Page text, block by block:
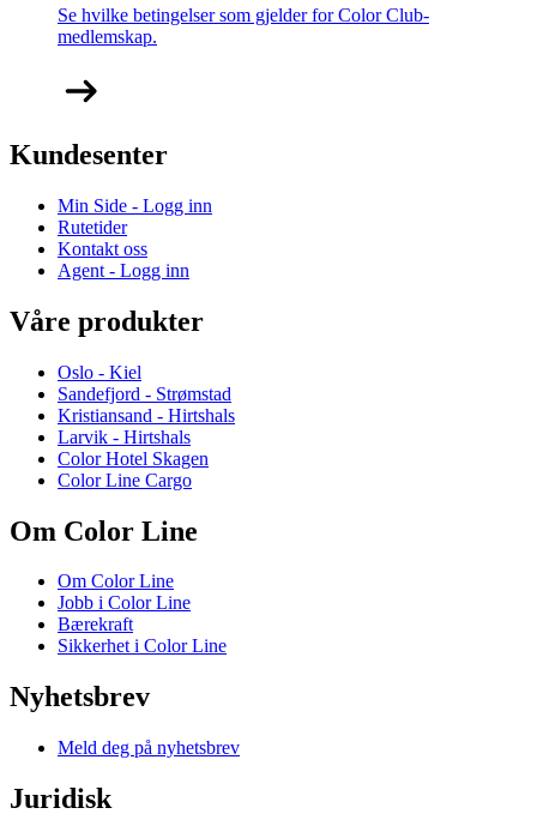
Se hvilke betingelser som gjelder for Color Club-
medlemskap.
Kundesenter
Min Side - Logg inn
Rutetider
Kontakt oss
Agent - Logg inn
Våre produkter
Oslo - Kiel
Sandefjord - Strømstad
Kristiansand - Hirtshals
Larvik - Hirtshals
Color Hotel Skagen
Color Line Cargo
Om Color Line
Om Color Line
Jobb i Color Line
Bærekraft
Sikkerhet i Color Line
Nyhetsbrev
Meld deg på nyhetsbrev
Juridisk